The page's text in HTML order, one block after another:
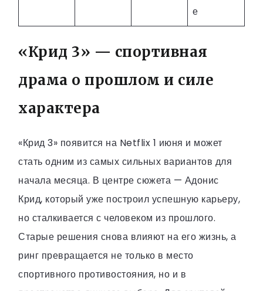
е
«Крид 3» — спортивная
драма о прошлом и силе
характера
«Крид 3» появится на Netflix 1 июня и может
стать одним из самых сильных вариантов для
начала месяца. В центре сюжета — Адонис
Крид, который уже построил успешную карьеру,
но сталкивается с человеком из прошлого.
Старые решения снова влияют на его жизнь, а
ринг превращается не только в место
спортивного противостояния, но и в